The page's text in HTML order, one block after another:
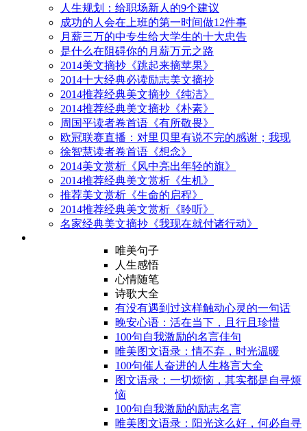
人生规划：给职场新人的9个建议
成功的人会在上班的第一时间做12件事
月薪三万的中专生给大学生的十大忠告
是什么在阻碍你的月薪万元之路
2014美文摘抄《跳起来摘苹果》
2014十大经典必读励志美文摘抄
2014推荐经典美文摘抄《纯洁》
2014推荐经典美文摘抄《朴素》
周国平读者卷首语《有所敬畏》
欧冠联赛直播：对里贝里有说不完的感谢；我现
徐智慧读者卷首语《想念》
2014美文赏析《风中亮出年轻的旗》
2014推荐经典美文赏析《生机》
推荐美文赏析《生命的启程》
2014推荐经典美文赏析《聆听》
名家经典美文摘抄《我现在就付诸行动》
唯美句子
人生感悟
心情随笔
诗歌大全
有没有遇到过这样触动心灵的一句话
晚安心语：活在当下，且行且珍惜
100句自我激励的名言佳句
唯美图文语录：情不弃，时光温暖
100句催人奋进的人生格言大全
图文语录：一切烦恼，其实都是自寻烦
恼
100句自我激励的励志名言
唯美图文语录：阳光这么好，何必自寻